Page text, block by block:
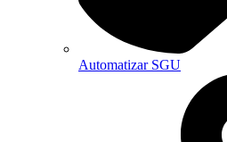
Automatizar SGU